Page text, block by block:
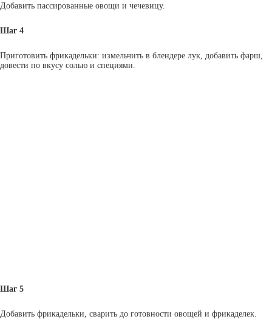
Добавить пассированные овощи и чечевицу.
Шаг 4
Приготовить фрикадельки: измельчить в блендере лук, добавить фарш,
довести по вкусу солью и специями.
Шаг 5
Добавить фрикадельки, сварить до готовности овощей и фрикаделек.